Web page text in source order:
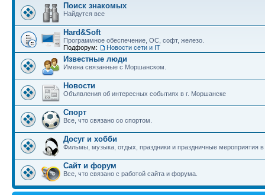
Поиск знакомых
Найдутся все
Hard&Soft
Программное обеспечение, ОС, софт, железо.
Подфорум:
Новости сети и IT
Известные люди
Имена связанные с Моршанском.
Новости
Объявления об интересных событиях в г. Моршанске
Спорт
Все, что связано со спортом.
Досуг и хобби
Фильмы, музыка, отдых, праздники и праздничные мероприятия
Сайт и форум
Все, что связано с работой сайта и форума.